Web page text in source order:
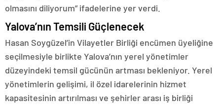
olmasını diliyorum” ifadelerine yer verdi.
Yalova’nın Temsili Güçlenecek
Hasan Soygüzel’in Vilayetler Birliği encümen üyeliğine
seçilmesiyle birlikte Yalova’nın yerel yönetimler
düzeyindeki temsil gücünün artması bekleniyor. Yerel
yönetimlerin gelişimi, il özel idarelerinin hizmet
kapasitesinin artırılması ve şehirler arası iş birliği